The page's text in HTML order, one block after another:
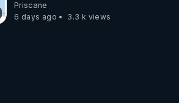
Priscane
6 days ago
3.3 k views